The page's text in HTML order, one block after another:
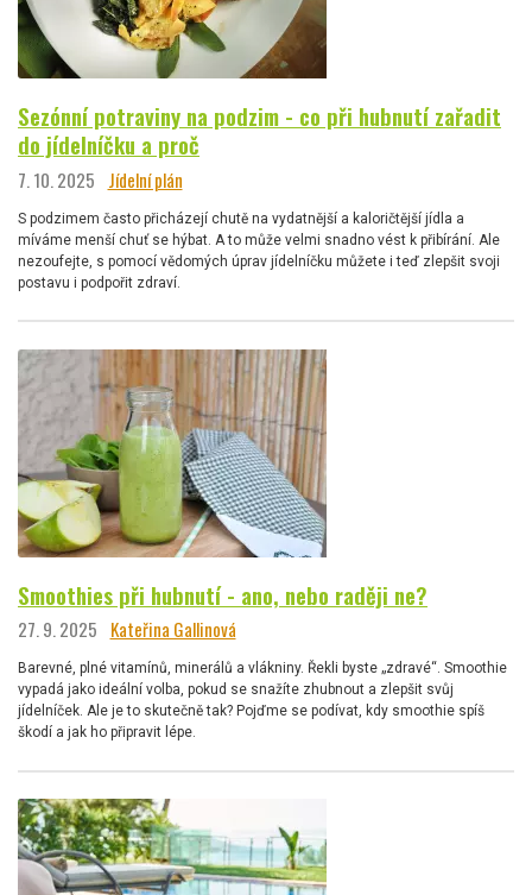
Sezónní potraviny na podzim - co při hubnutí zařadit
do jídelníčku a proč
7. 10. 2025 Jídelní plán
S podzimem často přicházejí chutě na vydatnější a kaloričtější jídla a
míváme menší chuť se hýbat. A to může velmi snadno vést k přibírání. Ale
nezoufejte, s pomocí vědomých úprav jídelníčku můžete i teď zlepšit svoji
postavu i podpořit zdraví.
Smoothies při hubnutí - ano, nebo raději ne?
27. 9. 2025 Kateřina Gallinová
Barevné, plné vitamínů, minerálů a vlákniny. Řekli byste „zdravé“. Smoothie
vypadá jako ideální volba, pokud se snažíte zhubnout a zlepšit svůj
jídelníček. Ale je to skutečně tak? Pojďme se podívat, kdy smoothie spíš
škodí a jak ho připravit lépe.